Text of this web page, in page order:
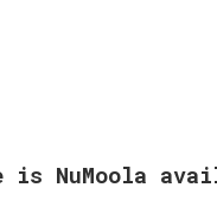
is NuMoola